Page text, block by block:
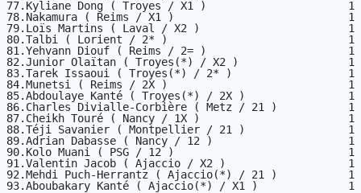
77.Kyliane Dong ( Troyes / X1 )                      1
78.Nakamura ( Reims / X1 )                           1
79.Loïs Martins ( Laval / X2 )                       1
80.Talbi ( Lorient / 2* )                            1
81.Yehvann Diouf ( Reims / 2= )                      1
82.Junior Olaïtan ( Troyes(*) / X2 )                 1
83.Tarek Issaoui ( Troyes(*) / 2* )                  1
84.Munetsi ( Reims / 2X )                            1
85.Abdoulaye Kanté ( Troyes(*) / 2X )                1
86.Charles Divialle-Corbière ( Metz / 21 )           1
87.Cheikh Touré ( Nancy / 1X )                       1
88.Téji Savanier ( Montpellier / 21 )                1
89.Adrian Dabasse ( Nancy / 12 )                     1
90.Kolo Muani ( PSG / 12 )                           1
91.Valentin Jacob ( Ajaccio / X2 )                   1
92.Mehdi Puch-Herrantz ( Ajaccio(*) / 21 )           1
93.Aboubakary Kanté ( Ajaccio(*) / X1 )              1